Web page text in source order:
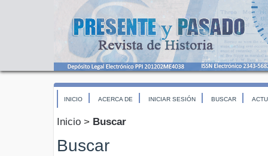
INICIO ACERCA DE INICIAR SESIÓN BUSCAR
Inicio > Buscar
Buscar